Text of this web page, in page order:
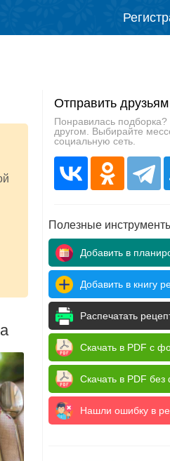
Отправить друзьям
Понравилась подборка?
другом. Выбирайте
социальную сеть.
Полезные
Добавить в
Добавить в книгу
Распечатать
Скачать в PDF с
Скачать в PDF без
Нашли ошибку в